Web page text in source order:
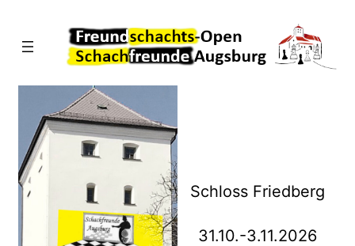
Inhalt
Schloss Friedberg
31.10.-3.11.2026